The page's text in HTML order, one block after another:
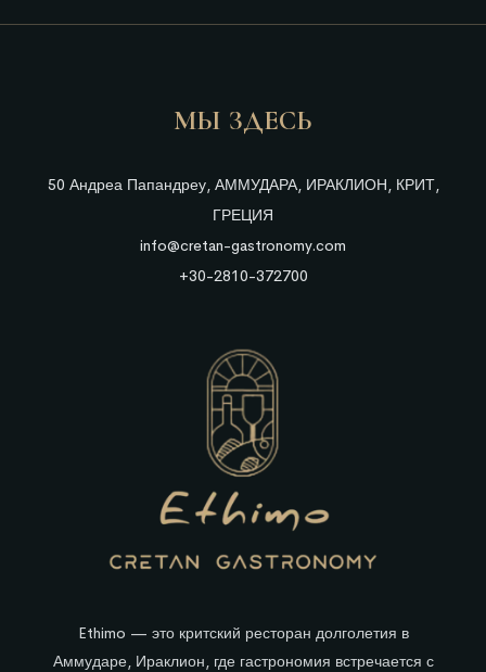
МЫ ЗДЕСЬ
50 Андреа Папандреу, АММУДАРА, ИРАКЛИОН, КРИТ,
ГРЕЦИЯ
info@cretan-gastronomy.com
+30-2810-372700
Ethimo — это критский ресторан долголетия в
Аммударе, Ираклион, где гастрономия встречается с